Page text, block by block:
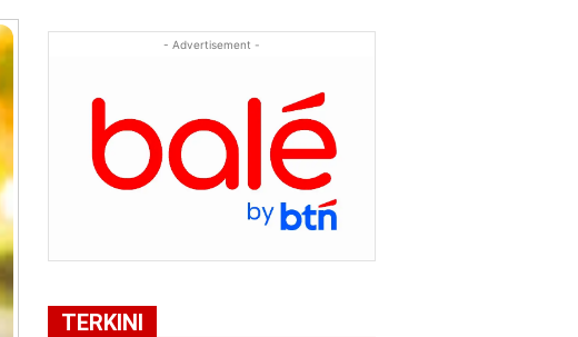
- Advertisement -
TERKINI